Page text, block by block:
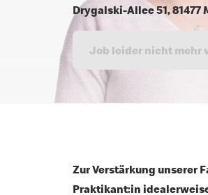
Drygalski-Allee 51, 81477
Job leider nicht mehr
Zur Verstärkung unserer
Praktikant:in